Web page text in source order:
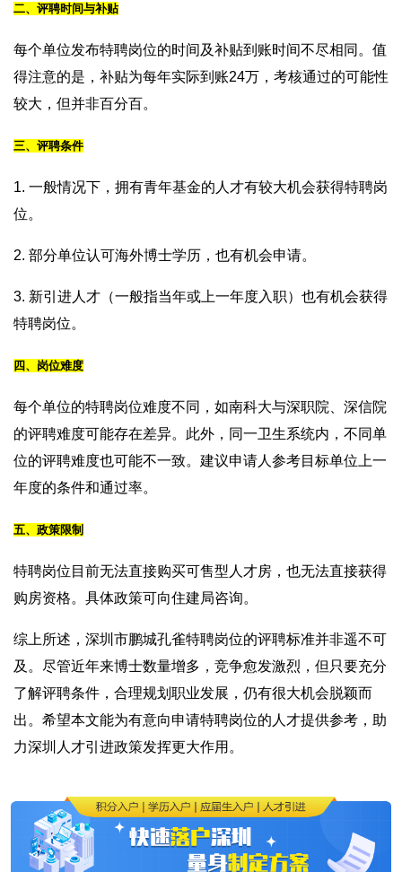
二、评聘时间与补贴
每个单位发布特聘岗位的时间及补贴到账时间不尽相同。值
得注意的是，补贴为每年实际到账24万，考核通过的可能性
较大，但并非百分百。
三、评聘条件
1. 一般情况下，拥有青年基金的人才有较大机会获得特聘岗
位。
2. 部分单位认可海外博士学历，也有机会申请。
3. 新引进人才（一般指当年或上一年度入职）也有机会获得
特聘岗位。
四、岗位难度
每个单位的特聘岗位难度不同，如南科大与深职院、深信院
的评聘难度可能存在差异。此外，同一卫生系统内，不同单
位的评聘难度也可能不一致。建议申请人参考目标单位上一
年度的条件和通过率。
五、政策限制
特聘岗位目前无法直接购买可售型人才房，也无法直接获得
购房资格。具体政策可向住建局咨询。
综上所述，深圳市鹏城孔雀特聘岗位的评聘标准并非遥不可
及。尽管近年来博士数量增多，竞争愈发激烈，但只要充分
了解评聘条件，合理规划职业发展，仍有很大机会脱颖而
出。希望本文能为有意向申请特聘岗位的人才提供参考，助
力深圳人才引进政策发挥更大作用。